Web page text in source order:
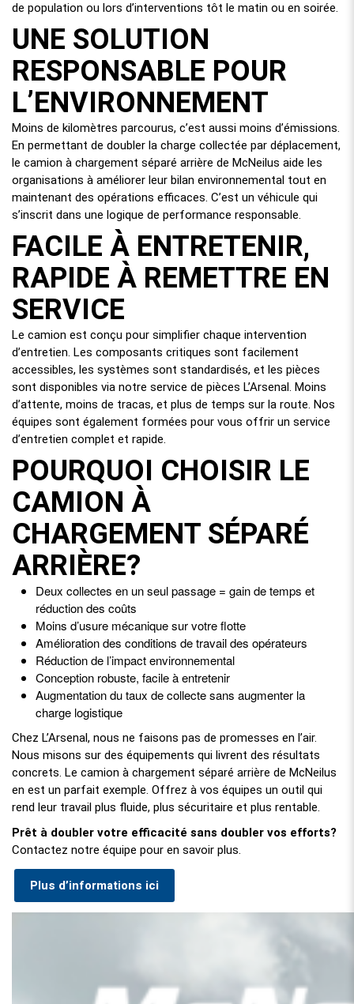
de population ou lors d’interventions tôt le matin ou en soirée.
UNE SOLUTION
RESPONSABLE POUR
L’ENVIRONNEMENT
Moins de kilomètres parcourus, c’est aussi moins d’émissions.
En permettant de doubler la charge collectée par déplacement,
le camion à chargement séparé arrière de McNeilus aide les
organisations à améliorer leur bilan environnemental tout en
maintenant des opérations efficaces. C’est un véhicule qui
s’inscrit dans une logique de performance responsable.
FACILE À ENTRETENIR,
RAPIDE À REMETTRE EN
SERVICE
Le camion est conçu pour simplifier chaque intervention
d’entretien. Les composants critiques sont facilement
accessibles, les systèmes sont standardisés, et les pièces
sont disponibles via notre service de pièces L’Arsenal. Moins
d’attente, moins de tracas, et plus de temps sur la route. Nos
équipes sont également formées pour vous offrir un service
d’entretien complet et rapide.
POURQUOI CHOISIR LE
CAMION À
CHARGEMENT SÉPARÉ
ARRIÈRE?
Deux collectes en un seul passage = gain de temps et
réduction des coûts
Moins d’usure mécanique sur votre flotte
Amélioration des conditions de travail des opérateurs
Réduction de l’impact environnemental
Conception robuste, facile à entretenir
Augmentation du taux de collecte sans augmenter la
charge logistique
Chez L’Arsenal, nous ne faisons pas de promesses en l’air.
Nous misons sur des équipements qui livrent des résultats
concrets. Le camion à chargement séparé arrière de McNeilus
en est un parfait exemple. Offrez à vos équipes un outil qui
rend leur travail plus fluide, plus sécuritaire et plus rentable.
Prêt à doubler votre efficacité sans doubler vos efforts?
Contactez notre équipe pour en savoir plus.
Plus d’informations ici